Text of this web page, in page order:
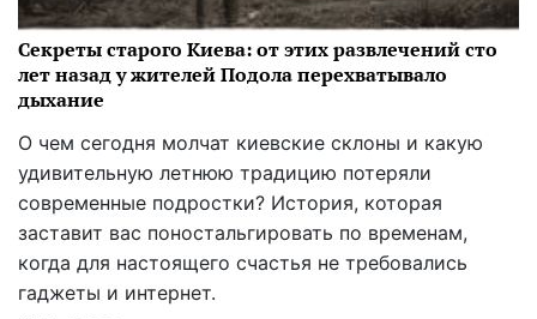
Секреты старого Киева: от этих развлечений сто
лет назад у жителей Подола перехватывало
дыхание
О чем сегодня молчат киевские склоны и какую
удивительную летнюю традицию потеряли
современные подростки? История, которая
заставит вас поностальгировать по временам,
когда для настоящего счастья не требовались
гаджеты и интернет.